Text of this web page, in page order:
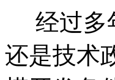
经过多
还是技术